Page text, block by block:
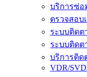
บริการซ่อ
ตรวจสอบ
ระบบติดต
ระบบติดต
บริการติด
VDR/